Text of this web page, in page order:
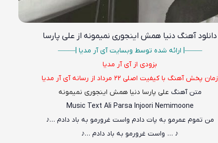
دانلود آهنگدنیا همش اینجوری نمیمونه از علی پارسا
——–| ارائه شده توسط وبسایت آی آر مدیا |—–—
بزودی از آی آر مدیا
زمان پخش آهنگ با کیفیت اصلی ۲۲ مرداد از رسانه آی آر مدیا
متن آهنگ علی پارسا دنیا همش اینجوری نمیمونه
Music Text Ali Parsa Injoori Nemimoone
من تموم عمرمو به پات دادم واست غرورمو به باد دادم …♪
♪ … واست غرورمو به باد دادم …♪